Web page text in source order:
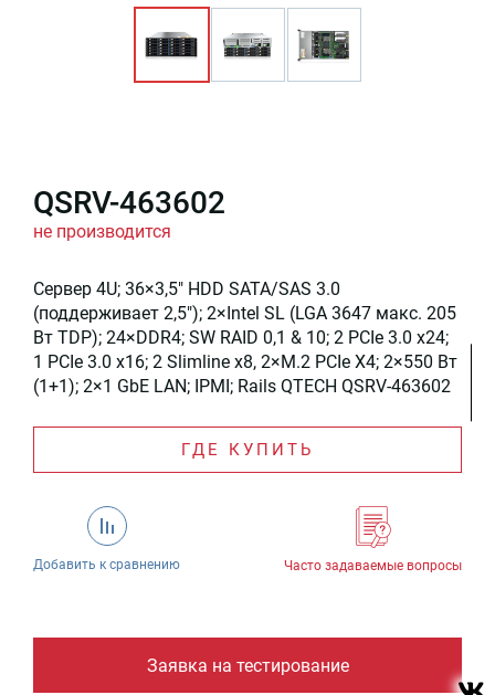
QSRV-463602
не производится
Сервер 4U; 36×3,5″ HDD SATA/SAS 3.0
(поддерживает 2,5″); 2×Intel SL (LGA 3647 макс. 205
Вт TDP); 24×DDR4; SW RAID 0,1 & 10; 2 PCIe 3.0 x24;
1 PCIe 3.0 x16; 2 Slimline x8, 2×M.2 PCIe X4; 2×550 Вт
(1+1); 2×1 GbE LAN; IPMI; Rails QTECH QSRV-463602
ГДЕ КУПИТЬ
Добавить к сравнению Часто задаваемые вопросы
Заявка на тестирование